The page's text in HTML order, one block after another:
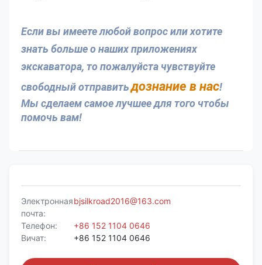
Если вы имеете любой вопрос или хотите
знать больше о наших приложениях
экскаватора, то пожалуйста чувствуйте
свободный отправитьдознание в нас!
Мы сделаем самое лучшее для того чтобы
помочь вам!
Электронная
почта:
bjsilkroad2016@163.com
Телефон:
+86 152 1104 0646
Вичат:
+86 152 1104 0646